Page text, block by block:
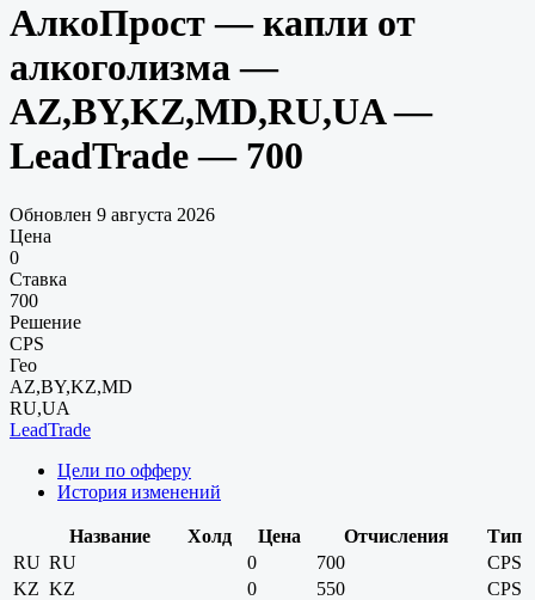
АлкоПрост — капли от
алкоголизма —
AZ,BY,KZ,MD,RU,UA —
LeadTrade — 700
Обновлен 9 августа 2026
Цена
0
Ставка
700
Решение
CPS
Гео
AZ,BY,KZ,MD
RU,UA
LeadTrade
Цели по офферу
История изменений
Название Холд Цена Отчисления
Тип
RU RU 0 700
CPS
KZ KZ 0 550
CPS